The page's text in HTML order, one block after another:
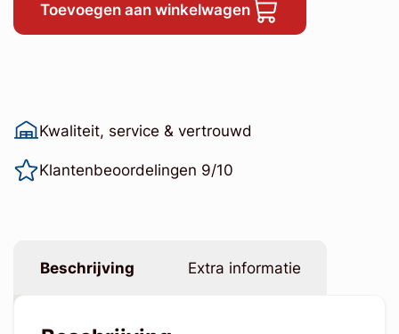
Toevoegen aan winkelwagen
Kwaliteit, service & vertrouwd
Klantenbeoordelingen 9/10
Beschrijving Extra informatie